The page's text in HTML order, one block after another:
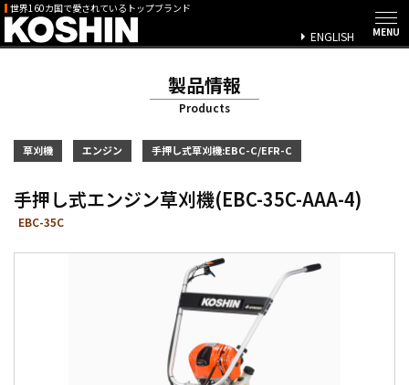
世界160カ国で愛されているトップブランド
ENGLISH
製品情報
Products
草刈機 エンジン 手押し式草刈機:EBC-C/EFR-C
手押し式エンジン草刈機(EBC-35C-AAA-4)
EBC-35C